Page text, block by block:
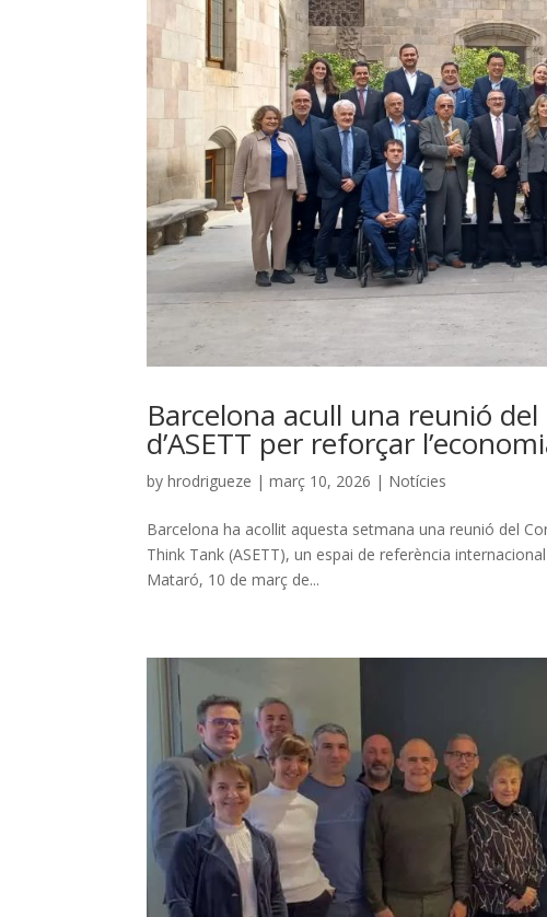
Barcelona acull una reunió
d’ASETT per reforçar
byhrodrigueze |març 10, 2026 | Notícies
Barcelona ha acollit aquesta setmana una reunió del
Think Tank (ASETT), un espai de referència
Mataró, 10 de març de...